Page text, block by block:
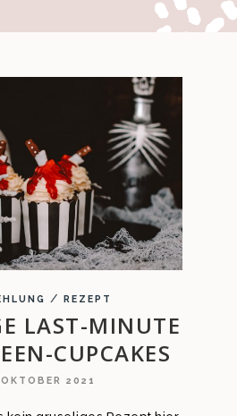
/ REZEPT
LAST-MINUTE
CUPCAKES
2021